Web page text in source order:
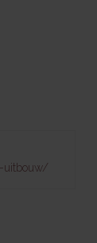
uitbouw/